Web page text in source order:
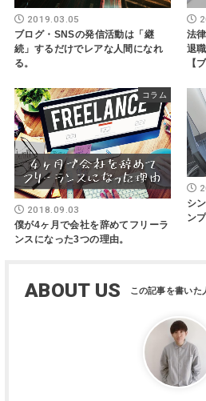
2019.03.05
ブログ・SNSの発信活動は「継
続」するだけでレアな人間になれ
る。
法
退
【
コラム
2018.09.03
僕が4ヶ月で会社を辞めてフリーラ
ンスになった3つの理由。
シ
ン
ABOUT US